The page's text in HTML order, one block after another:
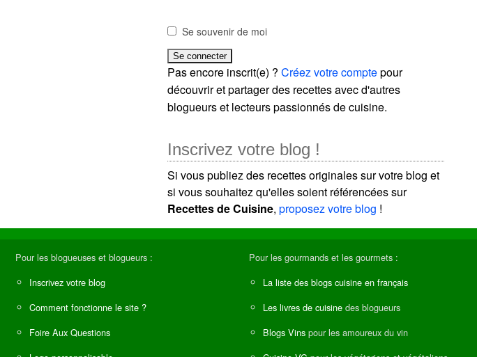
Se souvenir de moi
Pas encore inscrit(e) ?Créez votre comptepour
découvrir et partager des recettes avec d'autres
blogueurs et lecteurs passionnés de cuisine.
Inscrivez votre blog !
Si vous publiez des recettes originales sur votre blog et
si vous souhaitez qu'elles soient référencées sur
Recettes de Cuisine,proposez votre blog !
Pour les blogueuses et blogueurs :
Inscrivez votre blog
Comment fonctionne le site ?
Foire Aux Questions
Pour les gourmands et les gourmets :
La liste des blogs cuisine en français
Les livres de cuisine des blogueurs
Blogs Vins pour les amoureux du vin